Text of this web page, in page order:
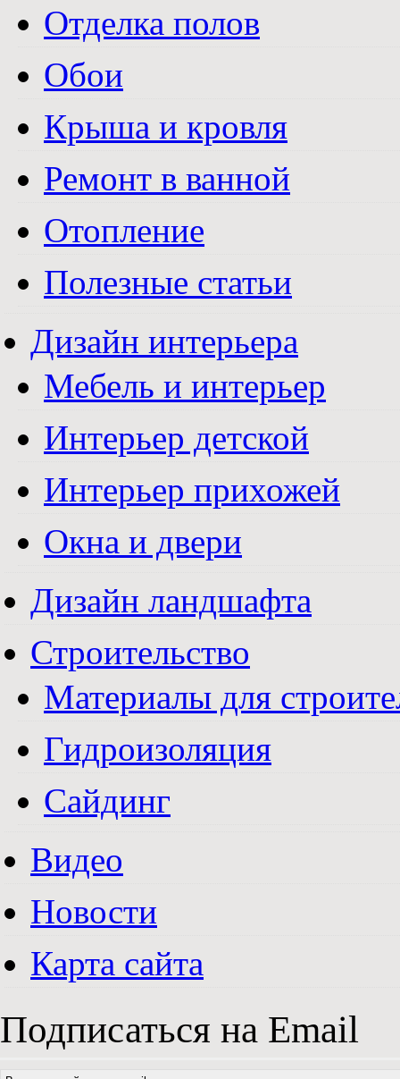
Отделка полов
Обои
Крыша и кровля
Ремонт в ванной
Отопление
Полезные статьи
Дизайн интерьера
Мебель и интерьер
Интерьер детской
Интерьер прихожей
Окна и двери
Дизайн ландшафта
Строительство
Материалы для
Гидроизоляция
Сайдинг
Видео
Новости
Карта сайта
Подписаться на Email